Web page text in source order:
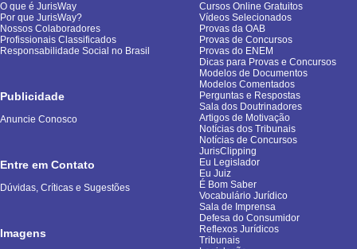
O que é JurisWay
Por que JurisWay?
Nossos Colaboradores
Profissionais Classificados
Responsabilidade Social no Brasil
Publicidade
Anuncie Conosco
Entre em Contato
Dúvidas, Críticas e Sugestões
Imagens
Cursos Online Gratuitos
Vídeos Selecionados
Provas da OAB
Provas de Concursos
Provas do ENEM
Dicas para Provas e Concursos
Modelos de Documentos
Modelos Comentados
Perguntas e Respostas
Sala dos Doutrinadores
Artigos de Motivação
Notícias dos Tribunais
Notícias de Concursos
JurisClipping
Eu Legislador
Eu Juiz
É Bom Saber
Vocabulário Jurídico
Sala de Imprensa
Defesa do Consumidor
Reflexos Jurídicos
Tribunais